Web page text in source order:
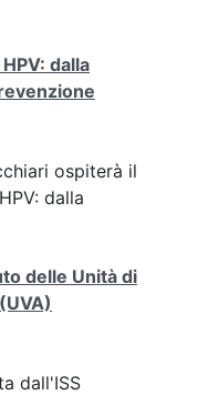
dalla
ospiterà il
dalla
delle Unità di
(UVA)
dall'ISS